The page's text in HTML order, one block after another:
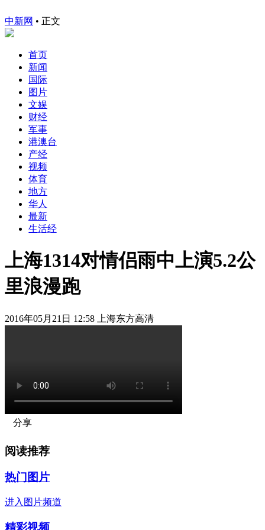
中新网 • 正文
首页
新闻
国际
图片
文娱
财经
军事
港澳台
产经
视频
体育
地方
华人
最新
生活经
上海1314对情侣雨中上演5.2公
里浪漫跑
2016年05月21日 12:58 上海东方高清
分享
阅读推荐
热门图片
进入图片频道
精彩视频